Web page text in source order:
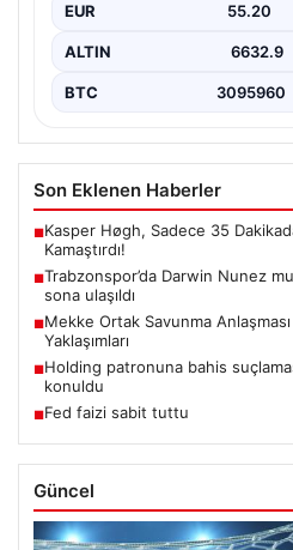
EUR 55.20
ALTIN 6632.9
BTC 3095960
Son Eklenen Haberler
■Kasper Høgh, Sadece 35
Kamaştırdı!
■Trabzonspor’da Darwin Nunez
sona ulaşıldı
■Mekke Ortak Savunma
Yaklaşımları
■Holding patronuna bahis
konuldu
■Fed faizi sabit tuttu
Güncel